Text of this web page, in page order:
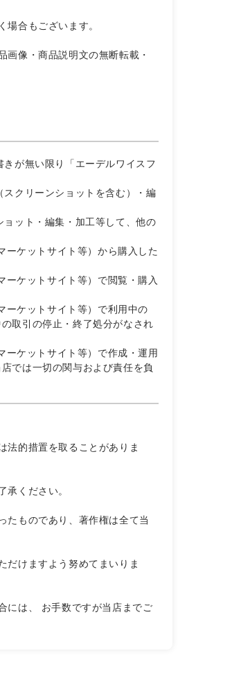
合もございます。
像・商品説明文の無断転載・
が無い限り「エーデルワイスフ
クリーンショットを含む）・編
ット・編集・加工等して、他の
ケットサイト等）から購入した
ケットサイト等）で閲覧・購入
ケットサイト等）で利用中の
取引の停止・終了処分がなされ
ケットサイト等）で作成・運用
では一切の関与および責任を負
法的措置を取ることがありま
ください。
たものであり、著作権は全て当
だけますよう努めてまいりま
には、 お手数ですが当店までご